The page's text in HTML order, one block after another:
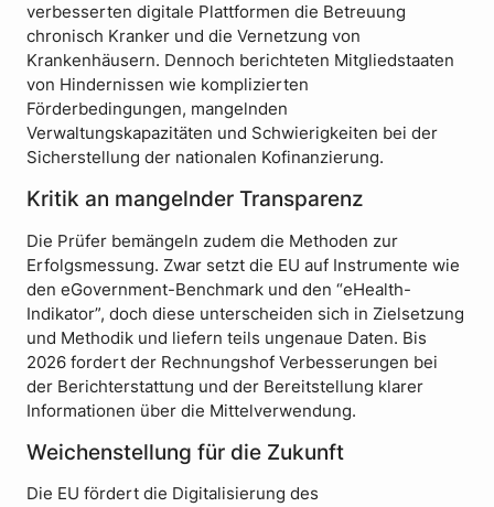
verbesserten digitale Plattformen die Betreuung
chronisch Kranker und die Vernetzung von
Krankenhäusern. Dennoch berichteten Mitgliedstaaten
von Hindernissen wie komplizierten
Förderbedingungen, mangelnden
Verwaltungskapazitäten und Schwierigkeiten bei der
Sicherstellung der nationalen Kofinanzierung.
Kritik an mangelnder Transparenz
Die Prüfer bemängeln zudem die Methoden zur
Erfolgsmessung. Zwar setzt die EU auf Instrumente wie
den eGovernment-Benchmark und den “eHealth-
Indikator”, doch diese unterscheiden sich in Zielsetzung
und Methodik und liefern teils ungenaue Daten. Bis
2026 fordert der Rechnungshof Verbesserungen bei
der Berichterstattung und der Bereitstellung klarer
Informationen über die Mittelverwendung.
Weichenstellung für die Zukunft
Die EU fördert die Digitalisierung des